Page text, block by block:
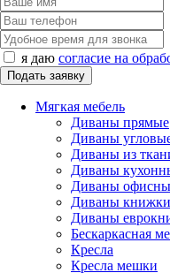
я даю согласие на
Мягкая мебель
Диваны прямые
Диваны
Диваны из
Диваны
Диваны
Диваны книжки
Диваны
Бескаркасная
Кресла
Кресла мешки